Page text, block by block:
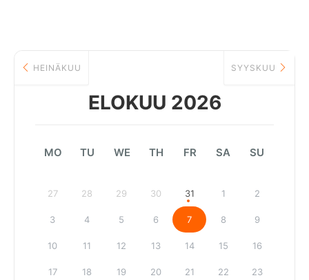
HEINÄKUU
ELOKUU 2026
SYYSKUU
MO TU WE TH FR SA SU
27 28 29 30 31 1 2
3 4 5 6 7 8 9
10 11 12 13 14 15 16
17 18 19 20 21 22 23